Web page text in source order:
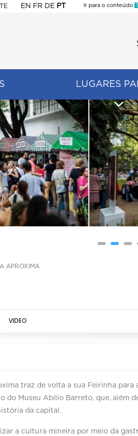
EN FR DE PT
Ir para o conteúdo 1
LUGARES
APROXIMA
VIDEO
traz de volta a sua Feirinha para
do Museu Abílio Barreto, que, além
da capital.
a cultura mineira por meio da